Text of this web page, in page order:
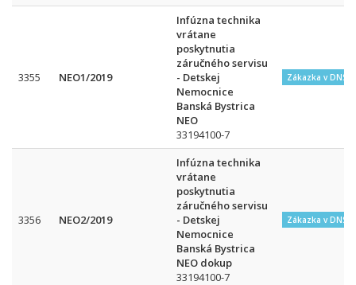
3355 NEO1/2019
Infúzna technika
vrátane
poskytnutia
záručného servisu
- Detskej
Nemocnice
Banská Bystrica
NEO
33194100-7
Zákazka v DNS
3356 NEO2/2019
Infúzna technika
vrátane
poskytnutia
záručného servisu
- Detskej
Nemocnice
Banská Bystrica
NEO dokup
33194100-7
Zákazka v DNS